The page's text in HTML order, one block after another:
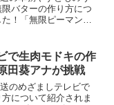
バターの作り方につ
！「無限ピーマン」
事NO.1に輝いた、中
で生肉モドキの作
田葵アナが挑戦
のめざましテレビで
について紹介されま